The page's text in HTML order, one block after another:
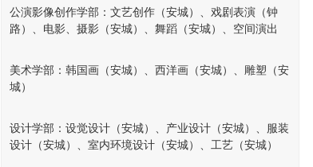
公演影像创作学部：文艺创作（安城）、戏剧表演（钟
路）、电影、摄影（安城）、舞蹈（安城）、空间演出
美术学部：韩国画（安城）、西洋画（安城）、雕塑（安
城）
设计学部：设觉设计（安城）、产业设计（安城）、服装
设计（安城）、室内环境设计（安城）、工艺（安城）